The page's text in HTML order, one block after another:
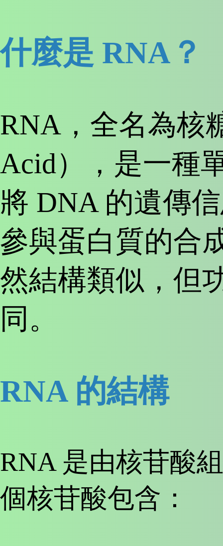
什麼是 RNA？
RNA，全名為核
Acid），是一種
將 DNA 的遺傳
參與蛋白質的合
然結構類似，但
同。
RNA 的結構
RNA 是由核苷酸
個核苷酸包含：